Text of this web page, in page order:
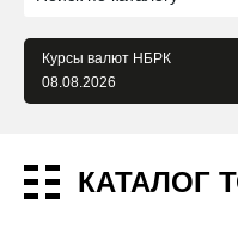
Курсы валют НБРК
08.08.2026
КАТАЛОГ